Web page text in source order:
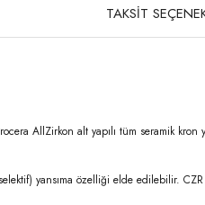
TAKSİT
AllZirkon alt yapılı tüm seramik kron
yansıma özelliği elde edilebilir.